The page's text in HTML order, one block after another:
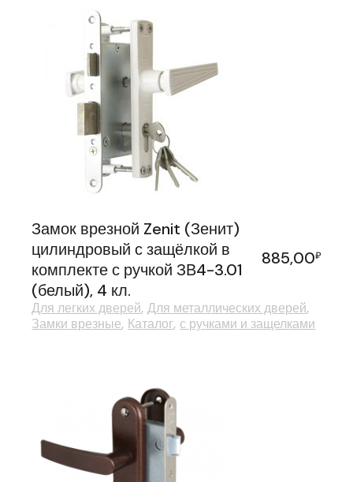
Замок врезной Zenit (Зенит)
цилиндровый с защёлкой в
комплекте с ручкой ЗВ4-3.01
(белый), 4 кл.
885,00₽
Для легких дверей Для металлических дверей
Замки врезные Каталог с ручками и защелками